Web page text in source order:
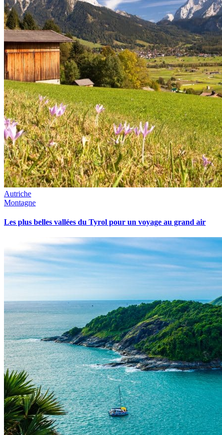
Autriche
Montagne
Les plus belles vallées du Tyrol pour un voyage au grand air